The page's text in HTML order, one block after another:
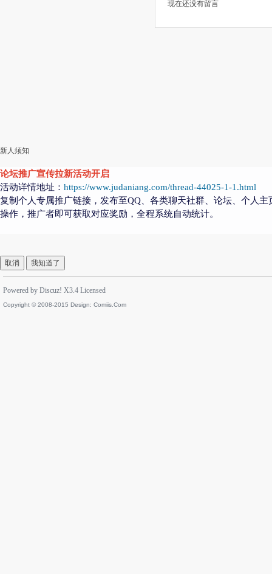
现在还没有留言
新人须知
论坛推广宣传拉新活动开启
活动详情地址： https://www.judaniang.com/thread-44025-1-1.html
复制个人专属推广链接，发布至QQ、各类聊天社群、论坛、个人
操作，推广者即可获取对应奖励，全程系统自动统计。
取消 我知道了
Powered by Discuz! X3.4 Licensed
Copyright © 2008-2015 Design: Comiis.Com